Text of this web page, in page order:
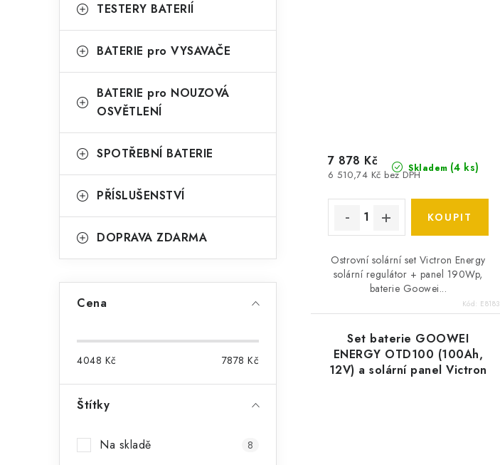
TESTERY BATERIÍ
BATERIE pro VYSAVAČE
BATERIE pro NOUZOVÁ
OSVĚTLENÍ
SPOTŘEBNÍ BATERIE
PŘÍSLUŠENSTVÍ
DOPRAVA ZDARMA
Cena
4048 Kč 7878 Kč
Štítky
Na skladě 8
Skladem (4 ks)
6 510,74 Kč bez DPH
7 878 Kč
Ostrovní solární set Victron Energy
solární regulátor + panel 190Wp,
baterie Goowei...
Kód: E8183
Set baterie GOOWEI
ENERGY OTD100 (100Ah,
12V) a solární panel Victron